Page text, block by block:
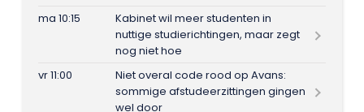
ma 10:15
Kabinet wil meer studenten in
nuttige studierichtingen, maar zegt
nog niet hoe
vr 11:00
Niet overal code rood op Avans:
sommige afstudeerzittingen gingen
wel door